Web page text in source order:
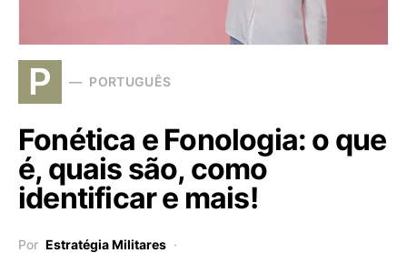
P PORTUGUÊS
Fonética e Fonologia: o que
é, quais são, como
identificar e mais!
Por Estratégia Militares